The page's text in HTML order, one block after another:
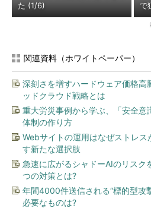
た (1/6)
で
関連資料（ホワイトペーパー）
深刻さを増すハードウェア価格高
ッドクラウド戦略とは
重大労災事例から学ぶ、「安全意
体制の作り方
Webサイトの運用はなぜストレス
す新たな選択肢
急速に広がるシャドーAIのリスク
つの対策とは?
年間4000件送信される“標的型攻
必要なものは?